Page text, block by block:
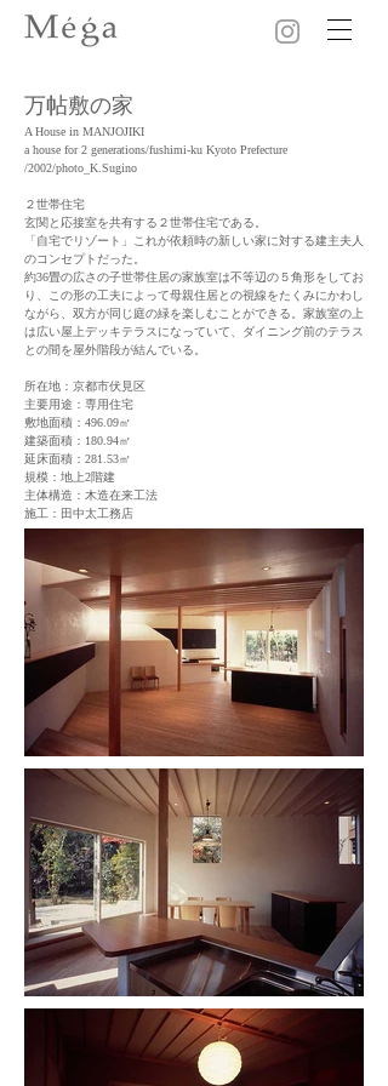
万帖敷の家
A House in MANJOJIKI
a house for 2 generations/fushimi-ku Kyoto Prefecture
/2002/photo_K.Sugino
２世帯住宅
玄関と応接室を共有する２世帯住宅である。
「自宅でリゾート」これが依頼時の新しい家に対する建主夫人
のコンセプトだった。
約36畳の広さの子世帯住居の家族室は不等辺の５角形をしてお
り、この形の工夫によって母親住居との視線をたくみにかわし
ながら、双方が同じ庭の緑を楽しむことができる。家族室の上
は広い屋上デッキテラスになっていて、ダイニング前のテラス
との間を屋外階段が結んでいる。
所在地：京都市伏見区
主要用途：専用住宅
敷地面積：496.09㎡
建築面積：180.94㎡
延床面積：281.53㎡
規模：地上2階建
主体構造：木造在来工法
施工：田中太工務店